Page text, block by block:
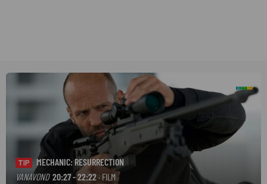
TIP
MECHANIC: RESURRECTION
VANAVOND 20:27 - 22:22· FILM